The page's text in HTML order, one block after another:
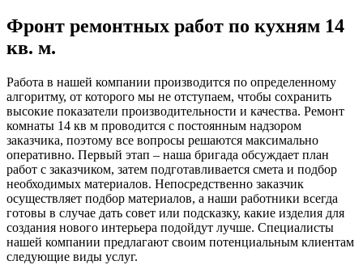
Фронт ремонтных работ по кухням 14
кв. м.
Работа в нашей компании производится по определенному
алгоритму, от которого мы не отступаем, чтобы сохранить
высокие показатели производительности и качества. Ремонт
комнаты 14 кв м проводится с постоянным надзором
заказчика, поэтому все вопросы решаются максимально
оперативно. Первый этап – наша бригада обсуждает план
работ с заказчиком, затем подготавливается смета и подбор
необходимых материалов. Непосредственно заказчик
осуществляет подбор материалов, а наши работники всегда
готовы в случае дать совет или подсказку, какие изделия для
создания нового интерьера подойдут лучше. Специалисты
нашей компании предлагают своим потенциальным клиентам
следующие виды услуг.